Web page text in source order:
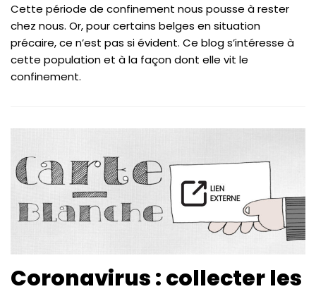
Cette période de confinement nous pousse à rester
chez nous. Or, pour certains belges en situation
précaire, ce n’est pas si évident. Ce blog s’intéresse à
cette population et à la façon dont elle vit le
confinement.
Coronavirus : collecter les